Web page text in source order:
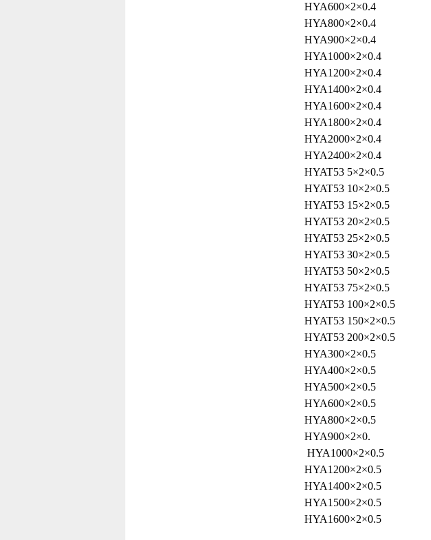
HYA600×2×0.4
HYA800×2×0.4
HYA900×2×0.4
HYA1000×2×0.4
HYA1200×2×0.4
HYA1400×2×0.4
HYA1600×2×0.4
HYA1800×2×0.4
HYA2000×2×0.4
HYA2400×2×0.4
HYAT53 5×2×0.5
HYAT53 10×2×0.5
HYAT53 15×2×0.5
HYAT53 20×2×0.5
HYAT53 25×2×0.5
HYAT53 30×2×0.5
HYAT53 50×2×0.5
HYAT53 75×2×0.5
HYAT53 100×2×0.5
HYAT53 150×2×0.5
HYAT53 200×2×0.5
HYA300×2×0.5
HYA400×2×0.5
HYA500×2×0.5
HYA600×2×0.5
HYA800×2×0.5
HYA900×2×0.
HYA1000×2×0.5
HYA1200×2×0.5
HYA1400×2×0.5
HYA1500×2×0.5
HYA1600×2×0.5